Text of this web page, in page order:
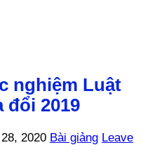
nghiệm Luật
đổi 2019
2020 Bài giảng Leave